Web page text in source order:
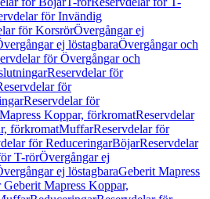
för Invändig
för KorsrörÖvergångar ej
ej löstagbaraÖvergångar och
för Övergångar och
Reservdelar för
för
Reservdelar för
Koppar, förkromatReservdelar
förkromatMuffarReservdelar för
för ReduceringarBöjarReservdelar
T-rörÖvergångar ej
ej löstagbaraGeberit Mapress
Mapress Koppar,